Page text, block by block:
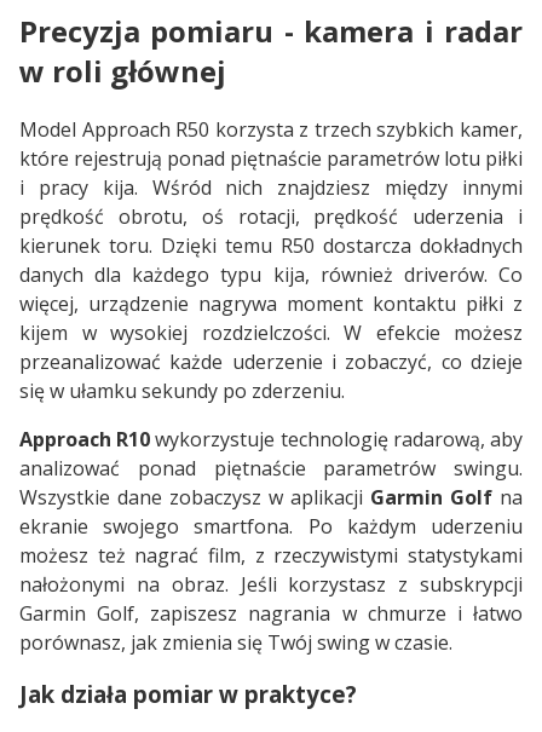
Precyzja pomiaru - kamera i radar
w roli głównej
Model Approach R50 korzysta z trzech szybkich kamer,
które rejestrują ponad piętnaście parametrów lotu piłki
i pracy kija. Wśród nich znajdziesz między innymi
prędkość obrotu, oś rotacji, prędkość uderzenia i
kierunek toru. Dzięki temu R50 dostarcza dokładnych
danych dla każdego typu kija, również driverów. Co
więcej, urządzenie nagrywa moment kontaktu piłki z
kijem w wysokiej rozdzielczości. W efekcie możesz
przeanalizować każde uderzenie i zobaczyć, co dzieje
się w ułamku sekundy po zderzeniu.
Approach R10wykorzystuje technologię radarową, aby
analizować ponad piętnaście parametrów swingu.
Wszystkie dane zobaczysz w aplikacji Garmin Golf na
ekranie swojego smartfona. Po każdym uderzeniu
możesz też nagrać film, z rzeczywistymi statystykami
nałożonymi na obraz. Jeśli korzystasz z subskrypcji
Garmin Golf, zapiszesz nagrania w chmurze i łatwo
porównasz, jak zmienia się Twój swing w czasie.
Jak działa pomiar w praktyce?